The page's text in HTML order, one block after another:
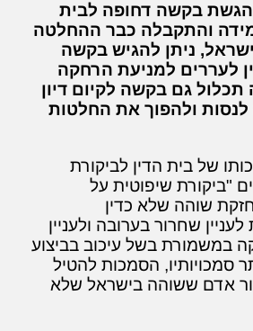
הגשת בקשה דחופה לבית
והתקבלה כבר ההחלטה
ניתן להגיש בקשה
לעררים למניעת הרחקה
תכלול גם בקשה לקיום דיון
ולהפוך את החלטות
של בית הדין לביקורת
"ביקורת שיפוטית על
שוהה שלא כדין
שחרור בערובה ולעניין
במשמורת בשל עיכוב בביצוע
סמכויותיו, הסמכות להטיל
אדם ששוהה בישראל שלא